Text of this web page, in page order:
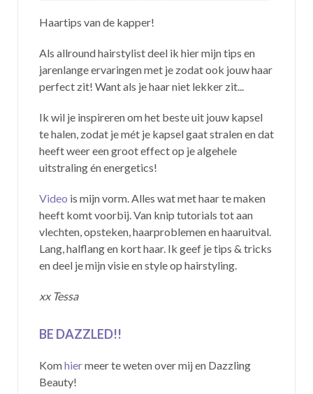
Haartips van de kapper!
Als allround hairstylist deel ik hier mijn tips en
jarenlange ervaringen met je zodat ook jouw haar
perfect zit! Want als je haar niet lekker zit...
Ik wil je inspireren om het beste uit jouw kapsel
te halen, zodat je mét je kapsel gaat stralen en dat
heeft weer een groot effect op je algehele
uitstraling én energetics!
Video is mijn vorm. Alles wat met haar te maken
heeft komt voorbij. Van knip tutorials tot aan
vlechten, opsteken, haarproblemen en haaruitval.
Lang, halflang en kort haar. Ik geef je tips & tricks
en deel je mijn visie en style op hairstyling.
xx Tessa
BE DAZZLED!!
Komhiermeer te weten over mij en Dazzling
Beauty!